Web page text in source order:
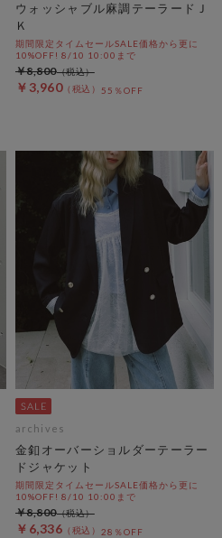
ウォッシャブル麻調テーラードＪ
Ｋ
期間限定タイムセールSALE価格から更に
10%OFF! 8/10 10:00まで
￥3,960 55％OFF
￥8,800
archives
金釦オーバーショルダーテーラー
ドジャケット
期間限定タイムセールSALE価格から更に
10%OFF! 8/10 10:00まで
￥6,336 28％OFF
￥8,800